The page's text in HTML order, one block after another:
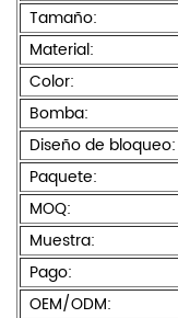
Tamaño:
Material:
Color:
Bomba:
Diseño de bloqueo:
Paquete:
MOQ:
Muestra:
Pago:
OEM/ODM: